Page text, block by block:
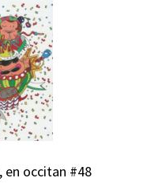
en occitan #48